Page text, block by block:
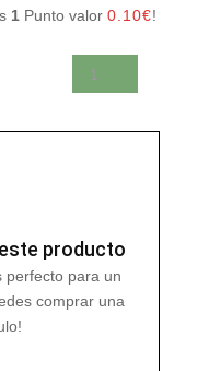
1Punto valor 0.10€!
producto
perfecto para un
comprar una